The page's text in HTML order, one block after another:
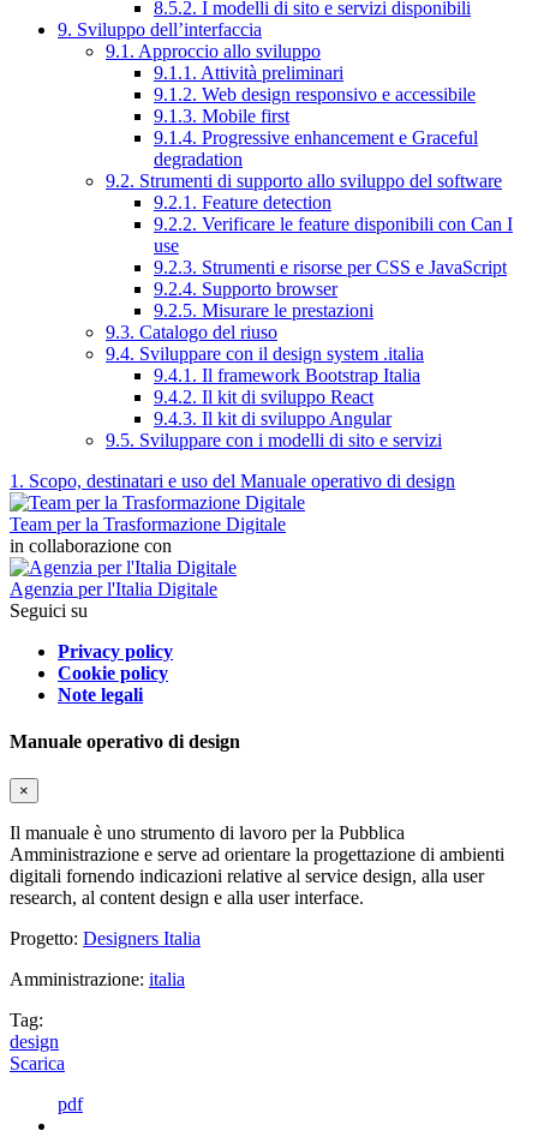
8.5.2. I modelli di sito e servizi disponibili
9. Sviluppo dell’interfaccia
9.1. Approccio allo sviluppo
9.1.1. Attività preliminari
9.1.2. Web design responsivo e accessibile
9.1.3. Mobile first
9.1.4. Progressive enhancement e Graceful
degradation
9.2. Strumenti di supporto allo sviluppo del software
9.2.1. Feature detection
9.2.2. Verificare le feature disponibili con Can I
use
9.2.3. Strumenti e risorse per CSS e JavaScript
9.2.4. Supporto browser
9.2.5. Misurare le prestazioni
9.3. Catalogo del riuso
9.4. Sviluppare con il design system .italia
9.4.1. Il framework Bootstrap Italia
9.4.2. Il kit di sviluppo React
9.4.3. Il kit di sviluppo Angular
9.5. Sviluppare con i modelli di sito e servizi
1. Scopo, destinatari e uso del Manuale operativo di design
Team per la Trasformazione Digitale
in collaborazione con
Agenzia per l'Italia Digitale
Seguici su
Privacy policy
Cookie policy
Note legali
Manuale operativo di design
×
Il manuale è uno strumento di lavoro per la Pubblica
Amministrazione e serve ad orientare la progettazione di ambienti
digitali fornendo indicazioni relative al service design, alla user
research, al content design e alla user interface.
Progetto: Designers Italia
Amministrazione: italia
Tag:
design
Scarica
pdf